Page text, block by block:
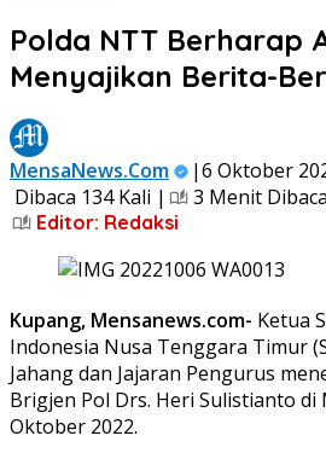
Polda NTT Berharap
Menyajikan Berita-
MensaNews.Com
|6 Oktober
Dibaca 134 Kali |
3 Menit Dibaca
Editor: Redaksi
Kupang, Mensanews.com- Ketua
Indonesia Nusa Tenggara Timur
Jahang dan Jajaran Pengurus
Brigjen Pol Drs. Heri Sulistianto di
Oktober 2022.